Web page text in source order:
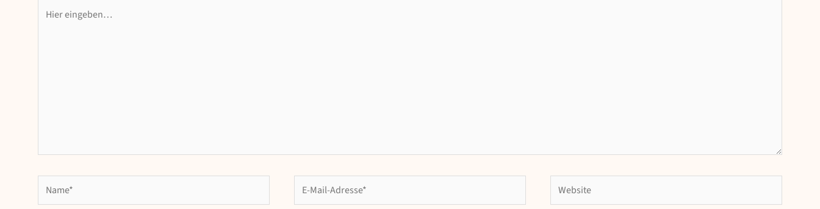
eingeben…
Name*
Mail-
Website